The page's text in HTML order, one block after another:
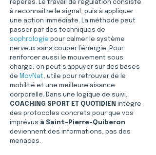
repères. Le travail de régulation consiste
à reconnaître le signal, puis à appliquer
une action immédiate. La méthode peut
passer par des techniques de
sophrologie pour calmer le système
nerveux sans couper l’énergie. Pour
renforcer aussi le mouvement sous
charge, on peut s’appuyer sur des bases
de MovNat, utile pour retrouver de la
mobilité et une meilleure aisance
corporelle. Dans une logique de suivi,
COACHING SPORT ET QUOTIDIEN intègre
des protocoles concrets pour que vos
imprévus à Saint-Pierre-Quiberon
deviennent des informations, pas des
menaces.